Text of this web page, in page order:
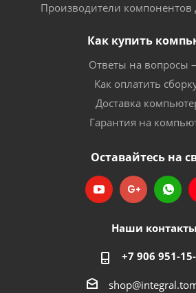
Производители компонентов
Как купить
Ответы на вопросы
Как оплатить
Доставка
Гарантия на
Оставайтесь на
Наши контакты
+7 906 951-